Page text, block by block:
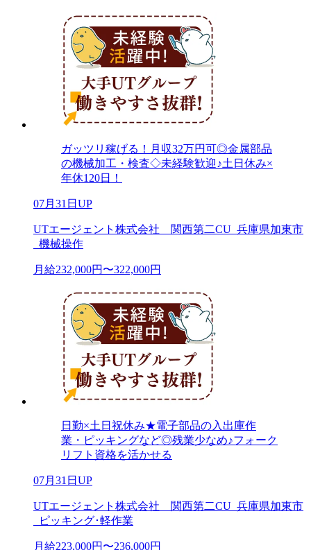
ガッツリ稼げる！月収32万円可◎金属部品
の機械加工・検査◇未経験歓迎♪土日休み×
年休120日！
07月31日UP
UTエージェント株式会社 関西第二CU_兵庫県加東市
_機械操作
月給232,000円〜322,000円
日勤×土日祝休み★電子部品の入出庫作
業・ピッキングなど◎残業少なめ♪フォーク
リフト資格を活かせる
07月31日UP
UTエージェント株式会社 関西第二CU_兵庫県加東市
_ピッキング･軽作業
月給223,000円〜236,000円